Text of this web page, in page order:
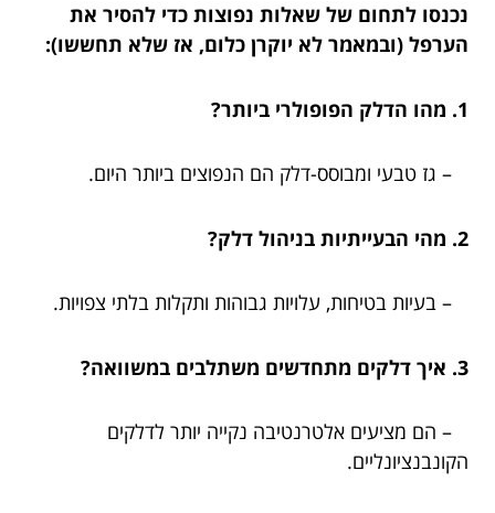
נכנסו לתחום של שאלות נפוצות כדי להסיר את
הערפל (ובמאמר לא יוקרן כלום, אז שלא תחששו):
1. מהו הדלק הפופולרי ביותר?
– גז טבעי ומבוסס-דלק הם הנפוצים ביותר היום.
2. מהי הבעייתיות בניהול דלק?
– בעיות בטיחות, עלויות גבוהות ותקלות בלתי צפויות.
3. איך דלקים מתחדשים משתלבים במשוואה?
– הם מציעים אלטרנטיבה נקייה יותר לדלקים
הקונבנציונליים.